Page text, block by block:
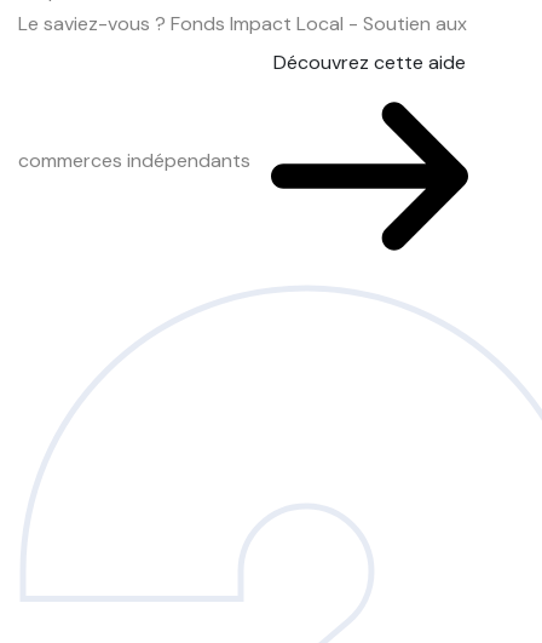
Le saviez-vous ? Fonds Impact Local - Soutien aux
commerces indépendants
Découvrez cette aide